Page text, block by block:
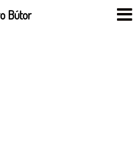
Bútor